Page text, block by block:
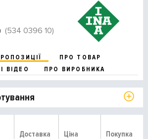
(534 0396 10)
ПРО ТОВАР
ВІДЕО
ПРО ВИРОБНИКА
Доставка Ціна Покупка